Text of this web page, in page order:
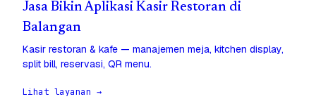
Jasa Bikin Aplikasi Kasir Restoran di
Balangan
Kasir restoran & kafe — manajemen meja, kitchen display,
split bill, reservasi, QR menu.
Lihat layanan →